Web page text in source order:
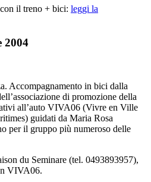
il treno + bici: leggi la
2004
Accompagnamento in bici dalla
di promozione della
all’auto VIVA06 (Vivre en Ville
guidati da Maria Rosa
per il gruppo più numeroso delle
du Seminare (tel. 0493893957),
VIVA06.